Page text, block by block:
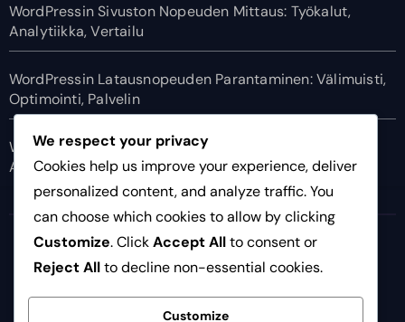
WordPressin Sivuston Nopeuden Mittaus: Työkalut,
Analytiikka, Vertailu
WordPressin Latausnopeuden Parantaminen: Välimuisti,
Optimointi, Palvelin
WordPressin Välimuistitekniikat: Laajennukset,
Asetukset, Suorituskyky
fitforaframe.com
We respect your privacy
Cookies help us improve your experience, deliver
personalized content, and analyze traffic. You
can choose which cookies to allow by clicking
Customize. ClickAccept Allto consent or
Reject Allto decline non-essential cookies.
Customize